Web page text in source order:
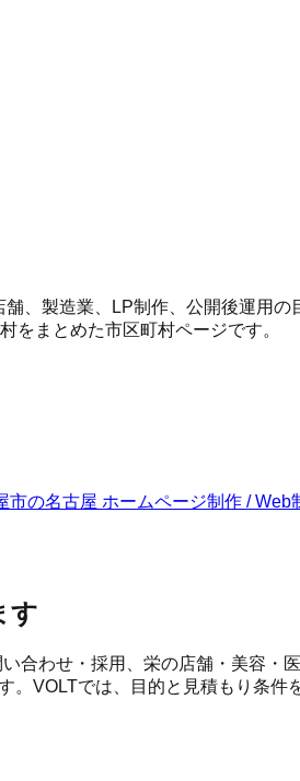
、製造業、LP制作、公開後運用の
をまとめた市区町村ページです。
市の名古屋 ホームページ制作 / Web
す
合わせ・採用、栄の店舗・美容・
VOLTでは、目的と見積もり条件